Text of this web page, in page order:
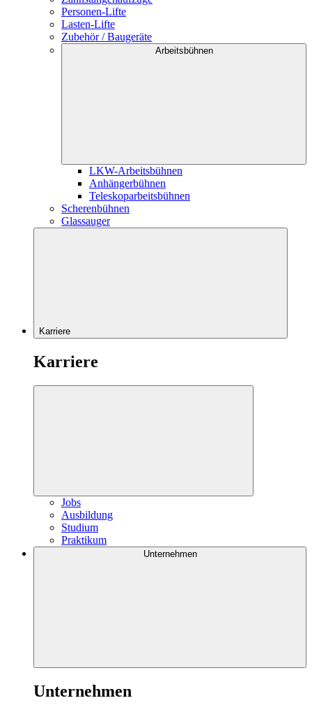
Personen-Lifte
Lasten-Lifte
Zubehör / Baugeräte
Arbeitsbühnen
LKW-Arbeitsbühnen
Anhängerbühnen
Teleskoparbeitsbühnen
Scherenbühnen
Glassauger
Karriere
Karriere
Jobs
Ausbildung
Studium
Praktikum
Unternehmen
Unternehmen